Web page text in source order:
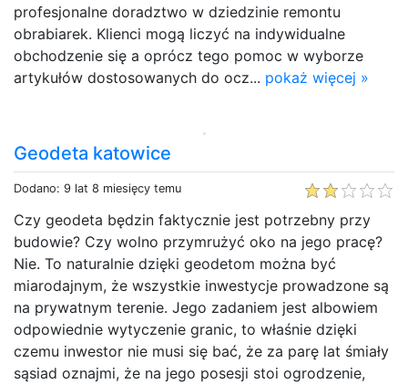
profesjonalne doradztwo w dziedzinie remontu
obrabiarek. Klienci mogą liczyć na indywidualne
obchodzenie się a oprócz tego pomoc w wyborze
artykułów dostosowanych do ocz... pokaż więcej »
Geodeta katowice
Dodano: 9 lat 8 miesięcy temu
Czy geodeta będzin faktycznie jest potrzebny przy
budowie? Czy wolno przymrużyć oko na jego pracę?
Nie. To naturalnie dzięki geodetom można być
miarodajnym, że wszystkie inwestycje prowadzone są
na prywatnym terenie. Jego zadaniem jest albowiem
odpowiednie wytyczenie granic, to właśnie dzięki
czemu inwestor nie musi się bać, że za parę lat śmiały
sąsiad oznajmi, że na jego posesji stoi ogrodzenie,